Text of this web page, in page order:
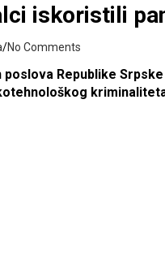
iskoristili
No Comments
Republike